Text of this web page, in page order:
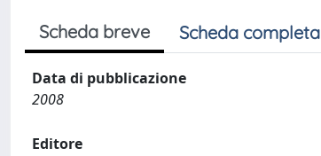
Scheda breve Scheda completa
Data di pubblicazione
2008
Editore